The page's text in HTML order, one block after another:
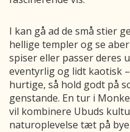
I kan gå ad de små stier
hellige templer og se
spiser eller passer deres
eventyrlig og lidt kaotisk
hurtige, så hold godt på
genstande. En tur i
vil kombinere Ubuds
naturoplevelse tæt på